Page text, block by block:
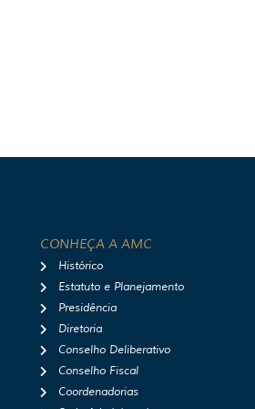
CONHEÇA A AMC
Histórico
Estatuto e Planejamento
Presidência
Diretoria
Conselho Deliberativo
Conselho Fiscal
Coordenadorias